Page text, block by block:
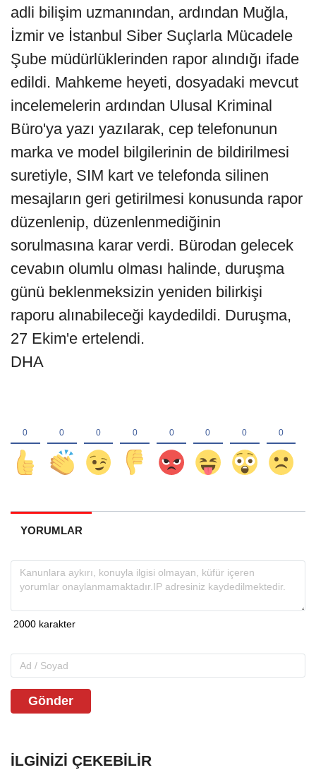
adli bilişim uzmanından, ardından Muğla,
İzmir ve İstanbul Siber Suçlarla Mücadele
Şube müdürlüklerinden rapor alındığı ifade
edildi. Mahkeme heyeti, dosyadaki mevcut
incelemelerin ardından Ulusal Kriminal
Büro'ya yazı yazılarak, cep telefonunun
marka ve model bilgilerinin de bildirilmesi
suretiyle, SIM kart ve telefonda silinen
mesajların geri getirilmesi konusunda rapor
düzenlenip, düzenlenmediğinin
sorulmasına karar verdi. Bürodan gelecek
cevabın olumlu olması halinde, duruşma
günü beklenmeksizin yeniden bilirkişi
raporu alınabileceği kaydedildi. Duruşma,
27 Ekim'e ertelendi.
DHA
YORUMLAR
Gönder
İLGINIZI ÇEKEBILIR